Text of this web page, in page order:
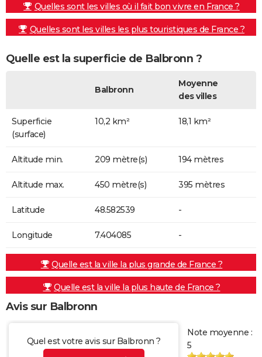
Quelles sont les villes où il fait bon vivre en France ?
Quelles sont les villes les plus touristiques de France ?
Quelle est la superficie de Balbronn ?
Balbronn
Moyenne
des villes
Superficie
(surface)
10,2 km² 18,1 km²
Altitude min. 209 mètre(s) 194 mètres
Altitude max. 450 mètre(s) 395 mètres
Latitude 48.582539 -
Longitude 7.404085 -
Quelle est la ville la plus grande de France ?
Quelle est la ville la plus haute de France ?
Avis sur Balbronn
Quel est votre avis sur Balbronn ?
Note moyenne :
5